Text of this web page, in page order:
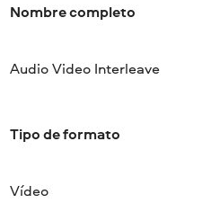
Nombre completo
Audio Video Interleave
Tipo de formato
Vídeo